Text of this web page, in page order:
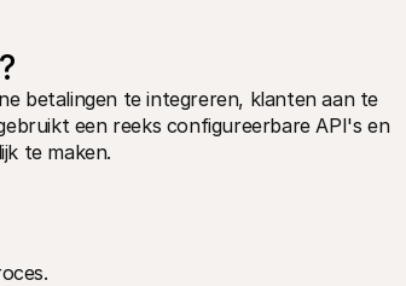
betalingen te integreren, klanten aan te
een reeks configureerbare API's en
te maken.